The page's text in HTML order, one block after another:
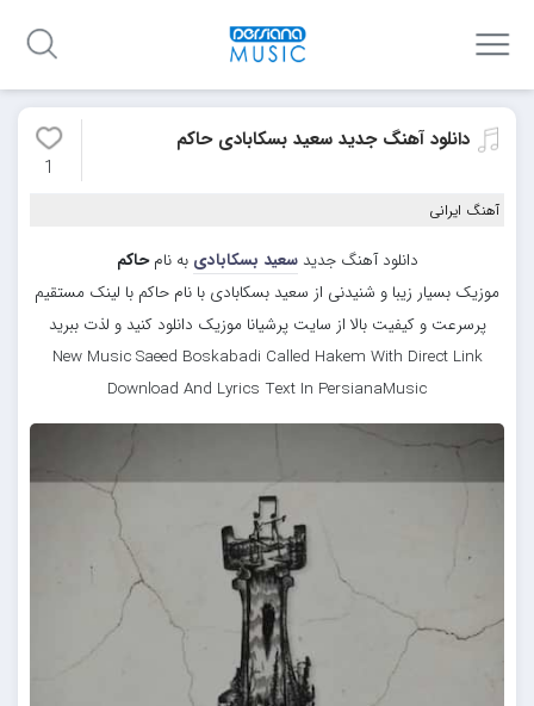
دانلود آهنگ جدید سعید بسکابادی حاکم
1
آهنگ ایرانی
دانلود آهنگ جدیدسعید بسکابادی به نامحاکم
موزیک بسیار زیبا و شنیدنی از سعید بسکابادی با نام حاکم با لینک مستقیم
پرسرعت و کیفیت بالا از سایت پرشیانا موزیک دانلود کنید و لذت ببرید
New Music Saeed Boskabadi Called Hakem With Direct Link
Download And Lyrics Text In PersianaMusic